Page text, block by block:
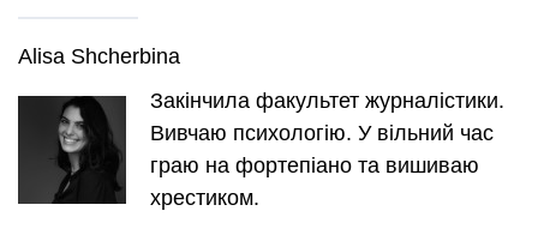
Alisa Shcherbina
Закінчила факультет журналістики.
Вивчаю психологію. У вільний час
граю на фортепіано та вишиваю
хрестиком.